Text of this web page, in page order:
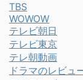
TBS
WOWOW
テレビ朝日
テレビ東京
テレ朝動画
ドラマのレビュ